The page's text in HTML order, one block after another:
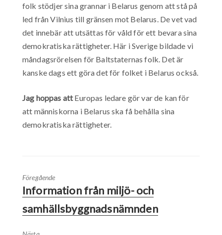
folk stödjer sina grannar i Belarus genom att stå på
led från Vilnius till gränsen mot Belarus. De vet vad
det innebär att utsättas för våld för ett bevara sina
demokratiska rättigheter. Här i Sverige bildade vi
måndagsrörelsen för Baltstaternas folk. Det är
kanske dags ett göra det för folket i Belarus också.
Jag hoppas attEuropas ledare gör var de kan för
att människorna i Belarus ska få behålla sina
demokratiska rättigheter.
Föregående
Information från miljö- och
samhällsbyggnadsnämnden